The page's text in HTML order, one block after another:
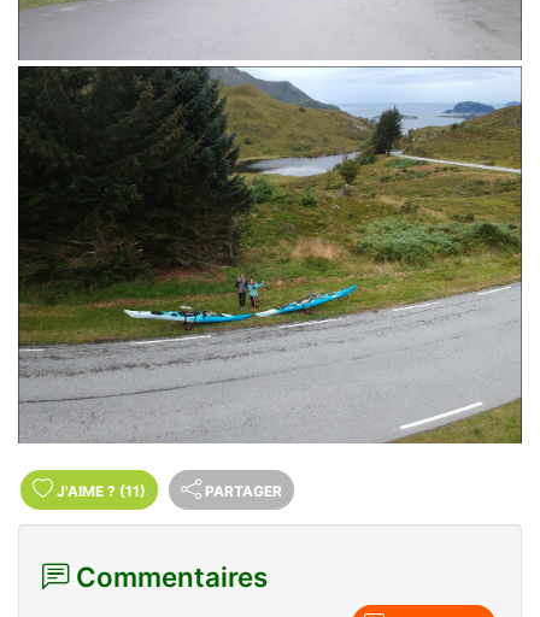
J'AIME ? (11) PARTAGER
Commentaires